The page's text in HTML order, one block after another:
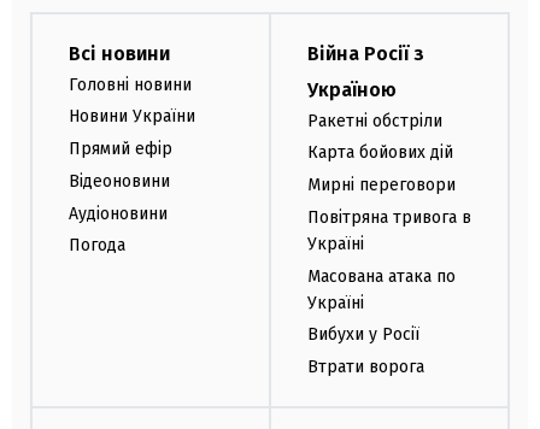
Всі новини
Головні новини
Новини України
Прямий ефір
Відеоновини
Аудіоновини
Погода
Війна Росії з
Україною
Ракетні обстріли
Карта бойових дій
Мирні переговори
Повітряна тривога в
Україні
Масована атака по
Україні
Вибухи у Росії
Втрати ворога